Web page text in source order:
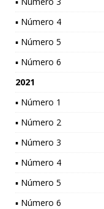
▪ Número 4
▪ Número 5
▪ Número 6
2021
▪ Número 1
▪ Número 2
▪ Número 3
▪ Número 4
▪ Número 5
▪ Número 6